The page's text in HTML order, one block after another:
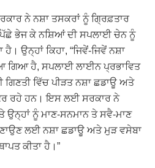
ਨੇ ਨਸ਼ਾ ਤਸਕਰਾਂ ਨੂੰ ਗ੍ਰਿਫ਼ਤਾਰ
ਭੇਜ ਕੇ ਨਸ਼ਿਆਂ ਦੀ ਸਪਲਾਈ ਚੇਨ ਨੂੰ
ਉਨ੍ਹਾਂ ਕਿਹਾ, “ਜਿਵੇਂ-ਜਿਵੇਂ ਨਸ਼ਾ
ਗਿਆ ਹੈ, ਸਪਲਾਈ ਲਾਈਨ ਪ੍ਰਭਾਵਿਤ
ਵਿੱਚ ਪੀੜਤ ਨਸ਼ਾ ਛਡਾਊ ਅਤੇ
ਰਹੇ ਹਨ। ਇਸ ਲਈ ਸਰਕਾਰ ਨੇ
ਉਨ੍ਹਾਂ ਨੂੰ ਮਾਣ-ਸਨਮਾਨ ਤੇ ਸਵੈ-ਮਾਣ
ਲਈ ਨਸ਼ਾ ਛਡਾਊ ਅਤੇ ਮੁੜ ਵਸੇਬਾ
ਕੀਤਾ ਹੈ।”